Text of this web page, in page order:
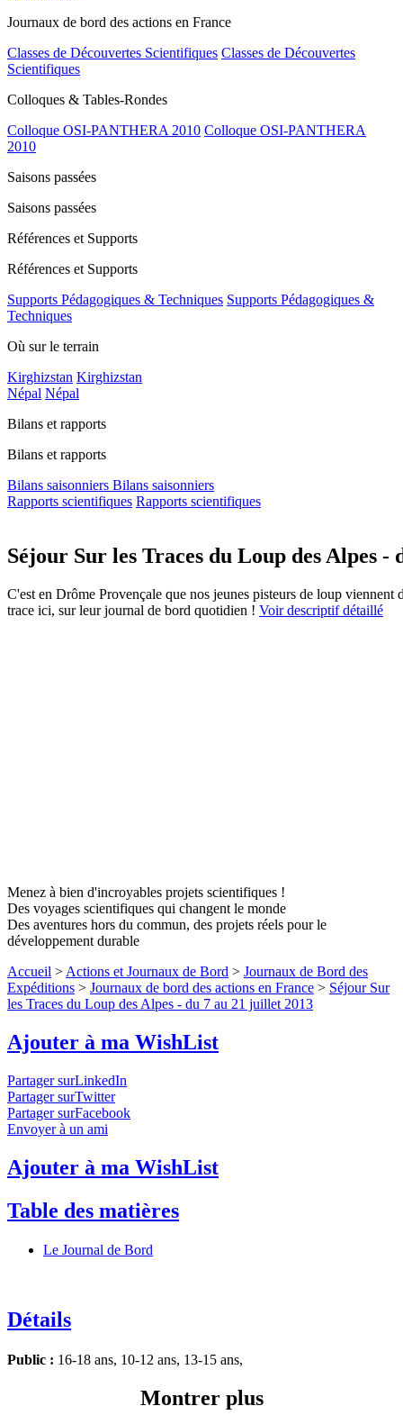
Journaux de bord des actions en France
Classes de Découvertes Scientifiques Classes de Découvertes
Scientifiques
Colloques & Tables-Rondes
Colloque OSI-PANTHERA 2010 Colloque OSI-PANTHERA
2010
Saisons passées
Saisons passées
Références et Supports
Références et Supports
Supports Pédagogiques & Techniques Supports Pédagogiques &
Techniques
Où sur le terrain
Kirghizstan Kirghizstan
Népal Népal
Bilans et rapports
Bilans et rapports
Bilans saisonniers Bilans saisonniers
Rapports scientifiques Rapports scientifiques
Séjour Sur les Traces du Loup des Alpes -
C'est en Drôme Provençale que nos jeunes pisteurs de loup
trace ici, sur leur journal de bord quotidien ! Voir descriptif détaillé
Menez à bien d'incroyables projets scientifiques !
Des voyages scientifiques qui changent le monde
Des aventures hors du commun, des projets réels pour le
développement durable
Accueil > Actions et Journaux de Bord > Journaux de Bord des
Expéditions > Journaux de bord des actions en France > Séjour Sur
les Traces du Loup des Alpes - du 7 au 21 juillet 2013
Ajouter à ma WishList
Partager surLinkedIn
Partager surTwitter
Partager surFacebook
Envoyer à un ami
Ajouter à ma WishList
Table des matières
Le Journal de Bord
Détails
Public : 16-18 ans, 10-12 ans, 13-15 ans,
Montrer plus